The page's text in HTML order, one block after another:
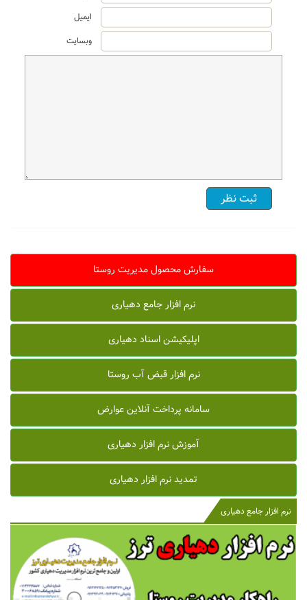
ایمیل
وبسایت
سفارش محصول مدیریت روستا
نرم افزار جامع دهیاری
اپلیکیشن اسناد دهیاری
نرم افزار قبض آب روستا
سامانه پرداخت آنلاین عوارض
آموزش نرم افزار دهیاری
تمدید نرم افزار دهیاری
نرم افزار جامع دهیاری